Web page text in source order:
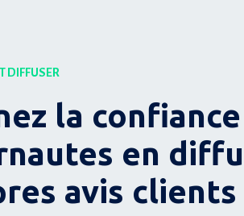
DIFFUSER
la
en
avis clients